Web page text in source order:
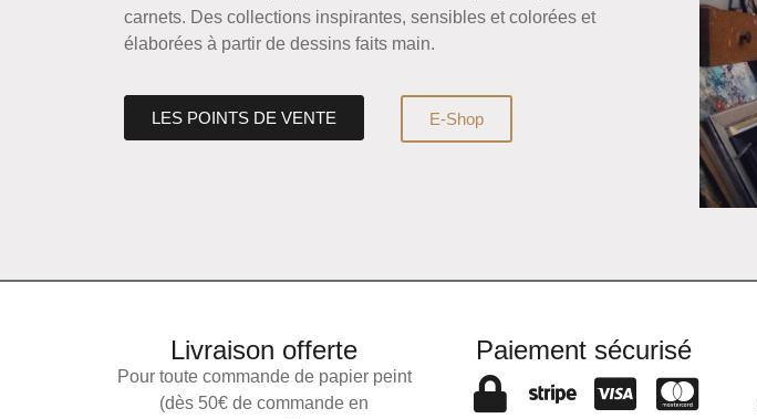
carnets. Des collections inspirantes, sensibles et colorées et
élaborées à partir de dessins faits main.
LES POINTS DE VENTE E-Shop
Livraison offerte
Pour toute commande de papier peint
(dès 50€ de commande en
Paiement sécurisé